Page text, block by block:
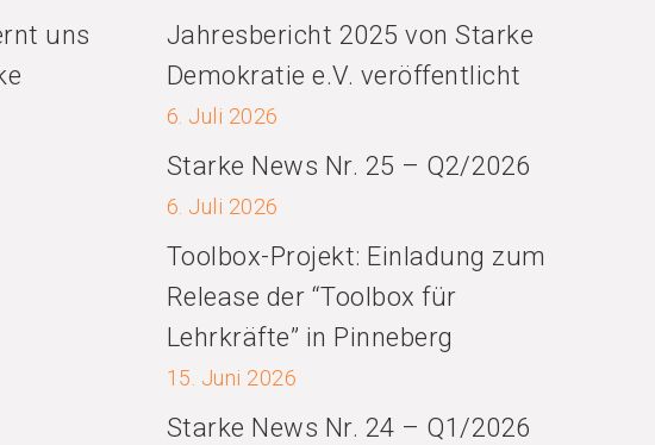
Jahresbericht 2025 von Starke
Demokratie e.V. veröffentlicht
6. Juli 2026
Starke News Nr. 25 – Q2/2026
6. Juli 2026
Toolbox-Projekt: Einladung zum
Release der “Toolbox für
Lehrkräfte” in Pinneberg
15. Juni 2026
Starke News Nr. 24 – Q1/2026